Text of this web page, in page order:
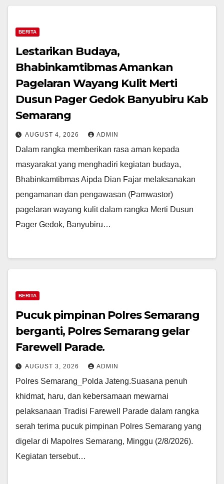
BERITA
Lestarikan Budaya,
Bhabinkamtibmas Amankan
Pagelaran Wayang Kulit Merti
Dusun Pager Gedok Banyubiru Kab
Semarang
AUGUST 4, 2026 ADMIN
Dalam rangka memberikan rasa aman kepada
masyarakat yang menghadiri kegiatan budaya,
Bhabinkamtibmas Aipda Dian Fajar melaksanakan
pengamanan dan pengawasan (Pamwastor)
pagelaran wayang kulit dalam rangka Merti Dusun
Pager Gedok, Banyubiru…
BERITA
Pucuk pimpinan Polres Semarang
berganti, Polres Semarang gelar
Farewell Parade.
AUGUST 3, 2026 ADMIN
Polres Semarang_Polda Jateng.Suasana penuh
khidmat, haru, dan kebersamaan mewarnai
pelaksanaan Tradisi Farewell Parade dalam rangka
serah terima pucuk pimpinan Polres Semarang yang
digelar di Mapolres Semarang, Minggu (2/8/2026).
Kegiatan tersebut…